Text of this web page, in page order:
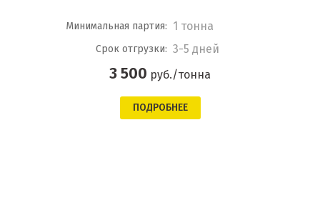
Минимальная партия: 1 тонна
Срок отгрузки: 3-5 дней
3 500 руб./тонна
ПОДРОБНЕЕ